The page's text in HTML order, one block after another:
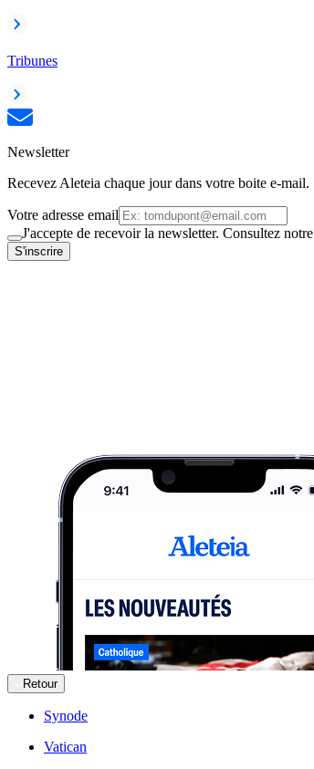
Tribunes
Newsletter
Recevez Aleteia chaque jour dans votre boite e-mail.
Votre adresse email
J'accepte de recevoir la newsletter. Consultez notre
S'inscrire
Retour
Synode
Vatican